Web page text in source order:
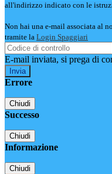
all'indirizzo indicato con le
Non hai una e-mail associata al
tramite la Login Spaggiari
E-mail inviata, si prega di
Errore
Chiudi
Successo
Chiudi
Informazione
Chiudi